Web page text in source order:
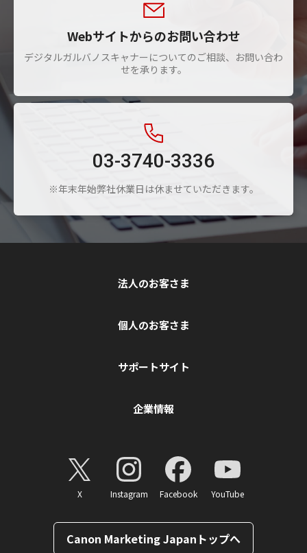
Webサイトからのお問い合わせ
デジタルガルバノスキャナーについてのご相談、お問い合わ
せを承ります。
03-3740-3336
※年末年始弊社休業日は休ませていただきます。
法人のお客さま
個人のお客さま
サポートサイト
企業情報
X Instagram Facebook YouTube
Canon Marketing Japanトップへ